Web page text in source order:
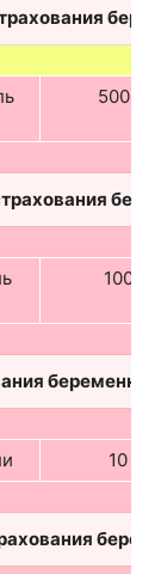
5000 $
100 %
10 %